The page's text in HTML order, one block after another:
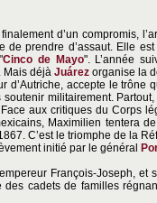
d’un compromis,
de prendre d’assaut. Elle
Cinco de Mayo". L’année
Mais déjà Juárez organise la
d’Autriche, accepte le
militairement.
aux critiques du Corps
Maximilien tentera
C’est le triomphe de la
initié par le général
François-Joseph,
cadets de familles